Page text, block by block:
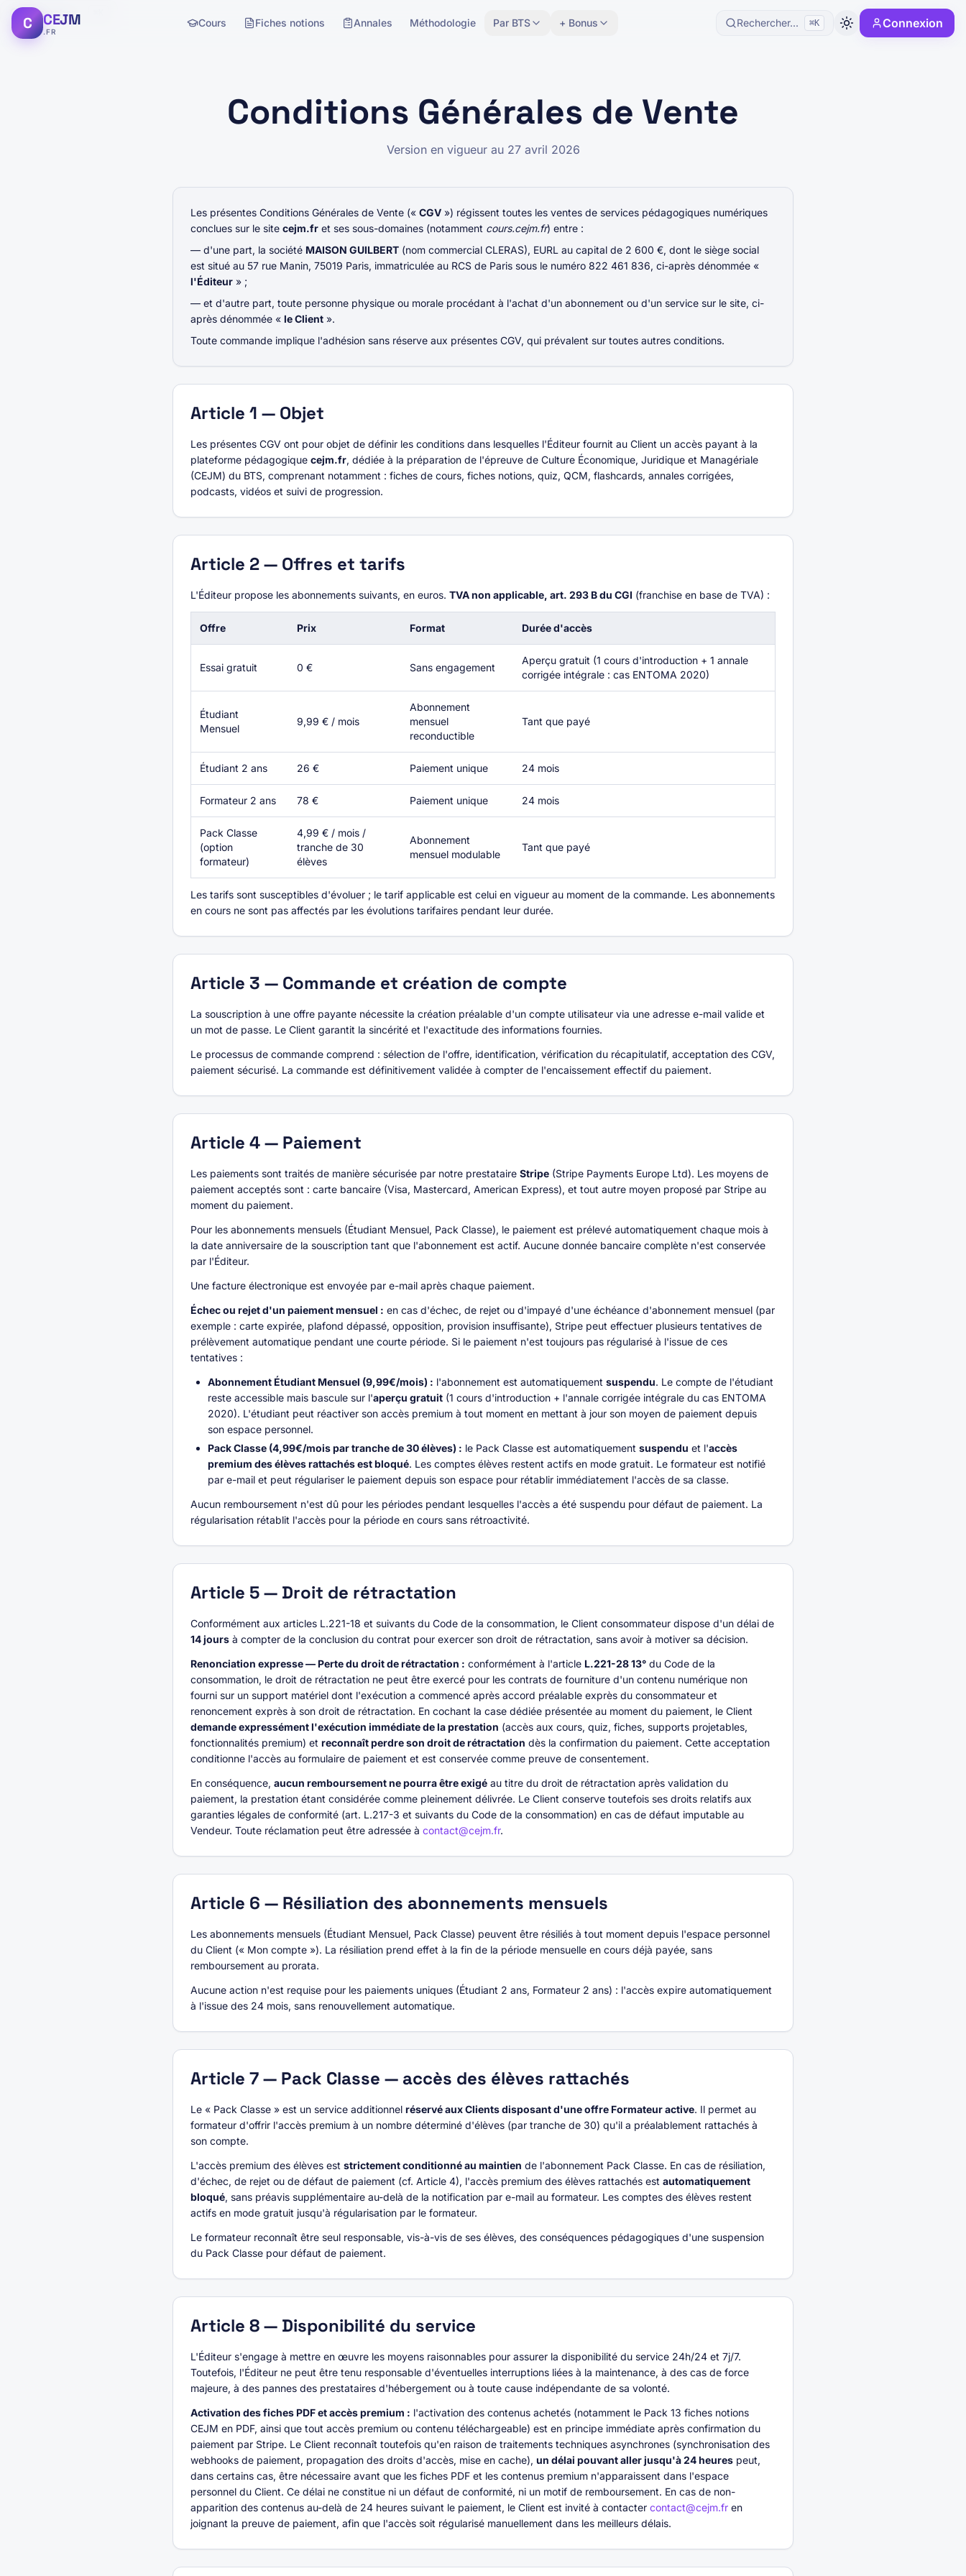
Rechercher...
C CEJM
.FR
Cours Fiches notions Annales Méthodologie Par BTS + Bonus Rechercher... ⌘K Connexion
Conditions Générales de Vente
Version en vigueur au 27 avril 2026
Les présentes Conditions Générales de Vente (« CGV ») régissent toutes les ventes de services pédagogiques numériques
conclues sur le site cejm.fr et ses sous-domaines (notamment cours.cejm.fr) entre :
— d'une part, la société MAISON GUILBERT (nom commercial CLERAS), EURL au capital de 2 600 €, dont le siège social
est situé au 57 rue Manin, 75019 Paris, immatriculée au RCS de Paris sous le numéro 822 461 836, ci-après dénommée «
l'Éditeur » ;
— et d'autre part, toute personne physique ou morale procédant à l'achat d'un abonnement ou d'un service sur le site, ci-
après dénommée « le Client ».
Toute commande implique l'adhésion sans réserve aux présentes CGV, qui prévalent sur toutes autres conditions.
Article 1 — Objet
Les présentes CGV ont pour objet de définir les conditions dans lesquelles l'Éditeur fournit au Client un accès payant à la
plateforme pédagogique cejm.fr, dédiée à la préparation de l'épreuve de Culture Économique, Juridique et Managériale
(CEJM) du BTS, comprenant notamment : fiches de cours, fiches notions, quiz, QCM, flashcards, annales corrigées,
podcasts, vidéos et suivi de progression.
Article 2— Offres et tarifs
L'Éditeur propose les abonnements suivants, en euros. TVA non applicable, art. 293 B du CGI (franchise en base de TVA) :
Offre Prix Format Durée d'accès
Essai gratuit 0 € Sans engagement
Aperçu gratuit (1 cours d'introduction + 1 annale
corrigée intégrale : cas ENTOMA 2020)
Étudiant
Mensuel
9,99 € / mois
Abonnement
mensuel
reconductible
Tant que payé
Étudiant 2 ans 26 € Paiement unique 24 mois
Formateur 2 ans 78 € Paiement unique 24 mois
Pack Classe
(option
formateur)
4,99 € / mois /
tranche de 30
élèves
Abonnement
mensuel modulable
Tant que payé
Les tarifs sont susceptibles d'évoluer ; le tarif applicable est celui en vigueur au moment de la commande. Les abonnements
en cours ne sont pas affectés par les évolutions tarifaires pendant leur durée.
Article 3 — Commande et création de compte
La souscription à une offre payante nécessite la création préalable d'un compte utilisateur via une adresse e-mail valide et
un mot de passe. Le Client garantit la sincérité et l'exactitude des informations fournies.
Le processus de commande comprend : sélection de l'offre, identification, vérification du récapitulatif, acceptation des CGV,
paiement sécurisé. La commande est définitivement validée à compter de l'encaissement effectif du paiement.
Article 4— Paiement
Les paiements sont traités de manière sécurisée par notre prestataire Stripe (Stripe Payments Europe Ltd). Les moyens de
paiement acceptés sont : carte bancaire (Visa, Mastercard, American Express), et tout autre moyen proposé par Stripe au
moment du paiement.
Pour les abonnements mensuels (Étudiant Mensuel, Pack Classe), le paiement est prélevé automatiquement chaque mois à
la date anniversaire de la souscription tant que l'abonnement est actif. Aucune donnée bancaire complète n'est conservée
par l'Éditeur.
Une facture électronique est envoyée par e-mail après chaque paiement.
Échec ou rejet d'un paiement mensuel : en cas d'échec, de rejet ou d'impayé d'une échéance d'abonnement mensuel (par
exemple : carte expirée, plafond dépassé, opposition, provision insuffisante), Stripe peut effectuer plusieurs tentatives de
prélèvement automatique pendant une courte période. Si le paiement n'est toujours pas régularisé à l'issue de ces
tentatives :
Abonnement Étudiant Mensuel (9,99€/mois) : l'abonnement est automatiquement suspendu. Le compte de l'étudiant
reste accessible mais bascule sur l'aperçu gratuit (1 cours d'introduction + l'annale corrigée intégrale du cas ENTOMA
2020). L'étudiant peut réactiver son accès premium à tout moment en mettant à jour son moyen de paiement depuis
son espace personnel.
Pack Classe (4,99€/mois par tranche de 30 élèves) : le Pack Classe est automatiquement suspendu et l'accès
premium des élèves rattachés est bloqué. Les comptes élèves restent actifs en mode gratuit. Le formateur est notifié
par e-mail et peut régulariser le paiement depuis son espace pour rétablir immédiatement l'accès de sa classe.
Aucun remboursement n'est dû pour les périodes pendant lesquelles l'accès a été suspendu pour défaut de paiement. La
régularisation rétablit l'accès pour la période en cours sans rétroactivité.
Article 5— Droit de rétractation
Conformément aux articles L.221-18 et suivants du Code de la consommation, le Client consommateur dispose d'un délai de
14 jours à compter de la conclusion du contrat pour exercer son droit de rétractation, sans avoir à motiver sa décision.
Renonciation expresse — Perte du droit de rétractation : conformément à l'article L.221-28 13° du Code de la
consommation, le droit de rétractation ne peut être exercé pour les contrats de fourniture d'un contenu numérique non
fourni sur un support matériel dont l'exécution a commencé après accord préalable exprès du consommateur et
renoncement exprès à son droit de rétractation. En cochant la case dédiée présentée au moment du paiement, le Client
demande expressément l'exécution immédiate de la prestation (accès aux cours, quiz, fiches, supports projetables,
fonctionnalités premium) et reconnaît perdre son droit de rétractation dès la confirmation du paiement. Cette acceptation
conditionne l'accès au formulaire de paiement et est conservée comme preuve de consentement.
En conséquence, aucun remboursement ne pourra être exigé au titre du droit de rétractation après validation du
paiement, la prestation étant considérée comme pleinement délivrée. Le Client conserve toutefois ses droits relatifs aux
garanties légales de conformité (art. L.217-3 et suivants du Code de la consommation) en cas de défaut imputable au
Vendeur. Toute réclamation peut être adressée à contact@cejm.fr.
Article 6 — Résiliation des abonnements mensuels
Les abonnements mensuels (Étudiant Mensuel, Pack Classe) peuvent être résiliés à tout moment depuis l'espace personnel
du Client (« Mon compte »). La résiliation prend effet à la fin de la période mensuelle en cours déjà payée, sans
remboursement au prorata.
Aucune action n'est requise pour les paiements uniques (Étudiant 2 ans, Formateur 2 ans) : l'accès expire automatiquement
à l'issue des 24 mois, sans renouvellement automatique.
Article 7— Pack Classe — accès des élèves rattachés
Le « Pack Classe » est un service additionnel réservé aux Clients disposant d'une offre Formateur active. Il permet au
formateur d'offrir l'accès premium à un nombre déterminé d'élèves (par tranche de 30) qu'il a préalablement rattachés à
son compte.
L'accès premium des élèves est strictement conditionné au maintien de l'abonnement Pack Classe. En cas de résiliation,
d'échec, de rejet ou de défaut de paiement (cf. Article 4), l'accès premium des élèves rattachés est automatiquement
bloqué, sans préavis supplémentaire au-delà de la notification par e-mail au formateur. Les comptes des élèves restent
actifs en mode gratuit jusqu'à régularisation par le formateur.
Le formateur reconnaît être seul responsable, vis-à-vis de ses élèves, des conséquences pédagogiques d'une suspension
du Pack Classe pour défaut de paiement.
Article 8— Disponibilité du service
L'Éditeur s'engage à mettre en œuvre les moyens raisonnables pour assurer la disponibilité du service 24h/24 et 7j/7.
Toutefois, l'Éditeur ne peut être tenu responsable d'éventuelles interruptions liées à la maintenance, à des cas de force
majeure, à des pannes des prestataires d'hébergement ou à toute cause indépendante de sa volonté.
Activation des fiches PDF et accès premium : l'activation des contenus achetés (notamment le Pack 13 fiches notions
CEJM en PDF, ainsi que tout accès premium ou contenu téléchargeable) est en principe immédiate après confirmation du
paiement par Stripe. Le Client reconnaît toutefois qu'en raison de traitements techniques asynchrones (synchronisation des
webhooks de paiement, propagation des droits d'accès, mise en cache), un délai pouvant aller jusqu'à 24 heures peut,
dans certains cas, être nécessaire avant que les fiches PDF et les contenus premium n'apparaissent dans l'espace
personnel du Client. Ce délai ne constitue ni un défaut de conformité, ni un motif de remboursement. En cas de non-
apparition des contenus au-delà de 24 heures suivant le paiement, le Client est invité à contacter contact@cejm.fr en
joignant la preuve de paiement, afin que l'accès soit régularisé manuellement dans les meilleurs délais.